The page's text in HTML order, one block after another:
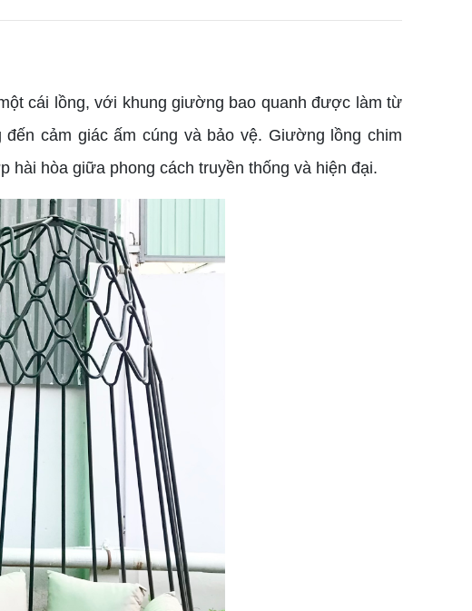
cái lồng, với khung giường bao quanh được làm từ
cảm giác ấm cúng và bảo vệ. Giường lồng chim
hòa giữa phong cách truyền thống và hiện đại.